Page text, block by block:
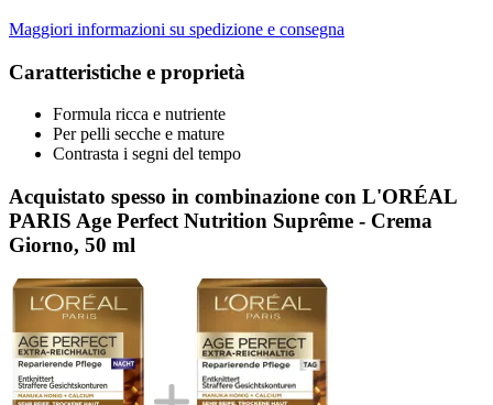
Maggiori informazioni su spedizione e consegna
Caratteristiche e proprietà
Formula ricca e nutriente
Per pelli secche e mature
Contrasta i segni del tempo
Acquistato spesso in combinazione con L'ORÉAL
PARIS Age Perfect Nutrition Suprême - Crema
Giorno, 50 ml